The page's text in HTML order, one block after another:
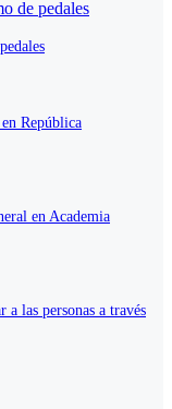
República
en Academia
las personas a través